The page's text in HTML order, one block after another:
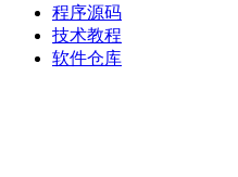
程序源码
技术教程
软件仓库